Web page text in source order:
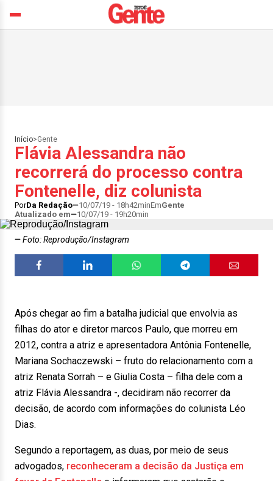
Início>Gente
Flávia Alessandra não
recorrerá do processo contra
Fontenelle, diz colunista
PorDa Redação 10/07/19 - 18h42minEmGente
Atualizado em
10/07/19 - 19h20min
Foto: Reprodução/Instagram
Após chegar ao fim a batalha judicial que envolvia as
filhas do ator e diretor marcos Paulo, que morreu em
2012, contra a atriz e apresentadora Antônia Fontenelle,
Mariana Sochaczewski – fruto do relacionamento com a
atriz Renata Sorrah – e Giulia Costa – filha dele com a
atriz Flávia Alessandra -, decidiram não recorrer da
decisão, de acordo com informações do colunista Léo
Dias.
Segundo a reportagem, as duas, por meio de seus
advogados, reconheceram a decisão da Justiça em